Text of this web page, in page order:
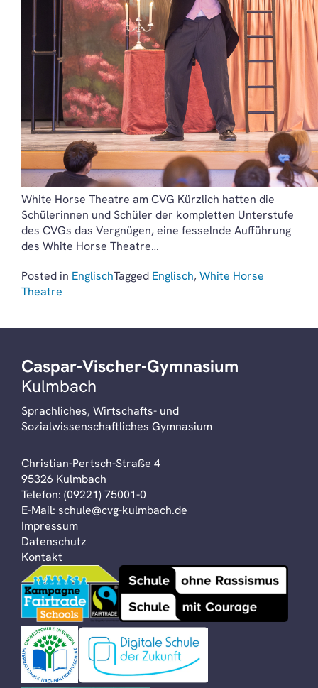
White Horse Theatre am CVG Kürzlich hatten die
Schülerinnen und Schüler der kompletten Unterstufe
des CVGs das Vergnügen, eine fesselnde Aufführung
des White Horse Theatre…
Posted in EnglischTagged Englisch, White Horse
Theatre
Caspar-Vischer-Gymnasium
Kulmbach
Sprachliches, Wirtschafts- und
Sozialwissenschaftliches Gymnasium
Christian-Pertsch-Straße 4
95326 Kulmbach
Telefon: (09221) 75001-0
E-Mail: schule@cvg-kulmbach.de
Impressum
Datenschutz
Kontakt